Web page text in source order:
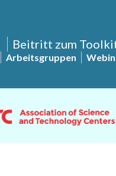
Beitritt zum
Arbeitsgruppen